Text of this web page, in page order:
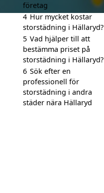
företag
4 Hur mycket kostar
storstädning i Hällaryd?
5 Vad hjälper till att
bestämma priset på
storstädning i Hällaryd?
6 Sök efter en
professionell för
storstädning i andra
städer nära Hällaryd